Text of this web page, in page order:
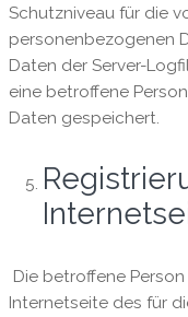
Schutzniveau für die
personenbezogenen
Daten der Server-
eine betroffene
Daten gespeichert.
Die betroffene
Internetseite des für